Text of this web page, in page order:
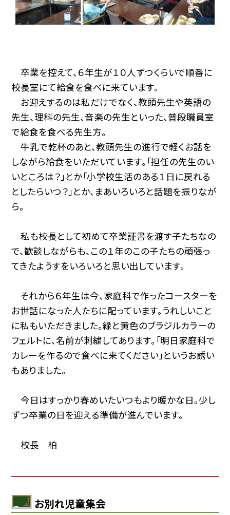
卒業を控えて、６年生が１０人ずつくらいで順番に
校長室にて給食を食べに来ています。
お迎えするのは私だけでなく、教頭先生や英語の
先生、理科の先生、音楽の先生といった、普段職員室
で給食を食べる先生方。
牛乳で乾杯のあと、教頭先生の進行で軽くお話を
しながら給食をいただいています。「担任の先生のい
いところは？」とか「小学校生活のある１日に戻れる
としたらいつ？」とか、まあいろいろと話題を振りなが
ら。
私も校長として初めて卒業証書を渡す子たちなの
で、歓談しながらも、この１年のこの子たちの頑張っ
てきたようすをいろいろと思い出しています。
それから６年生は今、家庭科で作ったコースターを
お世話になった人たちに配っています。うれしいこと
に私もいただきました。緑と黄色のブラジルカラーの
フェルトに、名前が刺繍してあります。「明日家庭科で
カレーを作るので食べに来てください」というお誘い
もありました。
今日はすっかり春めいたいつもより暖かな日。少し
ずつ卒業の日を迎える準備が進んでいます。
校長 柏
お別れ児童集会